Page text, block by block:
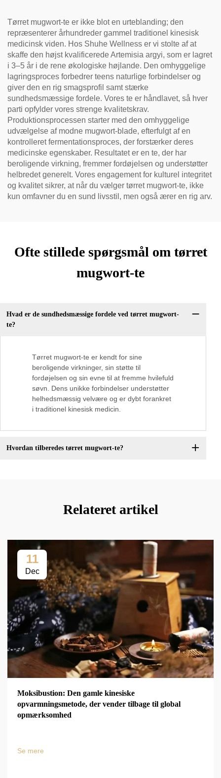
Tørret mugwort-te er ikke blot en urteblanding; den
repræsenterer århundreder gammel traditionel kinesisk
medicinsk viden. Hos Shuhe Wellness er vi stolte af at
skaffe den højst kvalificerede Artemisia argyi, som er lagret
i 3–5 år i de rene økologiske højlande. Den omhyggelige
lagringsproces forbedrer teens naturlige forbindelser og
giver den en rig smagsprofil samt stærke
sundhedsmæssige fordele. Vores te er håndlavet, så hver
parti opfylder vores strenge kvalitetskrav.
Produktionsprocessen starter med den omhyggelige
udvælgelse af modne mugwort-blade, efterfulgt af en
kontrolleret fermentationsproces, der forstærker deres
medicinske egenskaber. Resultatet er en te, der har
beroligende virkning, fremmer fordøjelsen og understøtter
helbredet generelt. Vores engagement for kulturel integritet
og kvalitet sikrer, at når du vælger tørret mugwort-te, ikke
kun omfavner du en sund livsstil, men også ærer en rig arv.
Ofte stillede spørgsmål om tørret
mugwort-te
Hvad er de sundhedsmæssige fordele ved tørret mugwort-
te?
Tørret mugwort-te er kendt for sine
beroligende virkninger, sin støtte til
fordøjelsen og sin evne til at fremme hvilefuld
søvn. Dens unikke forbindelser understøtter
helhedsmæssig velvære og er dybt forankret
i traditionel kinesisk medicin.
Hvordan tilberedes tørret mugwort-te?
Relateret artikel
11
Dec
Moksibustion: Den gamle kinesiske
opvarmningsmetode, der vender tilbage til global
opmærksomhed
Se mere